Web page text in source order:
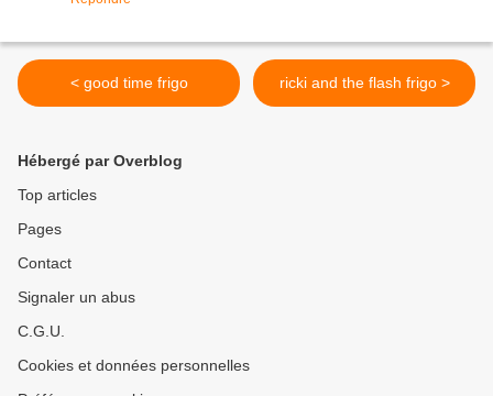
< good time frigo ricki and the flash frigo >
Hébergé par Overblog
Top articles
Pages
Contact
Signaler un abus
C.G.U.
Cookies et données personnelles